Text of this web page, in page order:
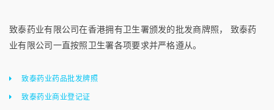
致泰药业有限公司在香港拥有卫生署颁发的批发商牌照， 致泰药
业有限公司一直按照卫生署各项要求并严格遵从。
致泰药业药品批发牌照
致泰药业商业登记证